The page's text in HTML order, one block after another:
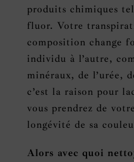
produits chimiques
fluor. Votre
composition change
individu à l’autre,
minéraux, de l’urée,
c’est la raison pour
vous prendrez de
longévité de sa
Alors avec quoi